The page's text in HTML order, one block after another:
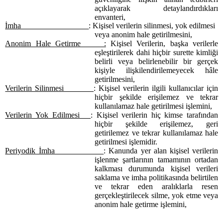
açıklayarak detaylandırdıkları
envanteri,
İmha : Kişisel verilerin silinmesi, yok edilmesi
veya anonim hale getirilmesini,
Anonim Hale Getirme : Kişisel Verilerin, başka verilerle
eşleştirilerek dahi hiçbir surette kimliği
belirli veya belirlenebilir bir gerçek
kişiyle ilişkilendirilemeyecek hâle
getirilmesini,
Verilerin Silinmesi :Kişisel verilerin ilgili kullanıcılar için
hiçbir şekilde erişilemez ve tekrar
kullanılamaz hale getirilmesi işlemini,
Verilerin Yok Edilmesi : Kişisel verilerin hiç kimse tarafından
hiçbir şekilde erişilemez, geri
getirilemez ve tekrar kullanılamaz hale
getirilmesi işlemidir.
Periyodik İmha : Kanunda yer alan kişisel verilerin
işlenme şartlarının tamamının ortadan
kalkması durumunda kişisel verileri
saklama ve imha politikasında belirtilen
ve tekrar eden aralıklarla resen
gerçekleştirilecek silme, yok etme veya
anonim hale getirme işlemini,